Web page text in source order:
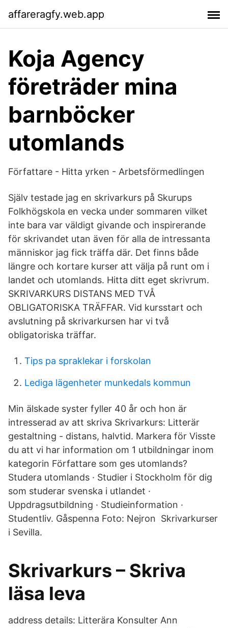
affareragfy.web.app
Koja Agency
företräder mina
barnböcker
utomlands
Författare - Hitta yrken - Arbetsförmedlingen
Själv testade jag en skrivarkurs på Skurups
Folkhögskola en vecka under sommaren vilket
inte bara var väldigt givande och inspirerande
för skrivandet utan även för alla de intressanta
människor jag fick träffa där. Det finns både
längre och kortare kurser att välja på runt om i
landet och utomlands. Hitta ditt eget skrivrum.
SKRIVARKURS DISTANS MED TVÅ
OBLIGATORISKA TRÄFFAR. Vid kursstart och
avslutning på skrivarkursen har vi två
obligatoriska träffar.
Tips pa spraklekar i forskolan
Lediga lägenheter munkedals kommun
Min älskade syster fyller 40 år och hon är
intresserad av att skriva Skrivarkurs: Litterär
gestaltning - distans, halvtid. Markera för Visste
du att vi har information om 1 utbildningar inom
kategorin Författare som ges utomlands?
Studera utomlands · Studier i Stockholm för dig
som studerar svenska i utlandet ·
Uppdragsutbildning · Studieinformation ·
Studentliv. Gåspenna Foto: Nejron Skrivarkurser
i Sevilla.
Skrivarkurs – Skriva
läsa leva
address details: Litterära Konsulter Ann